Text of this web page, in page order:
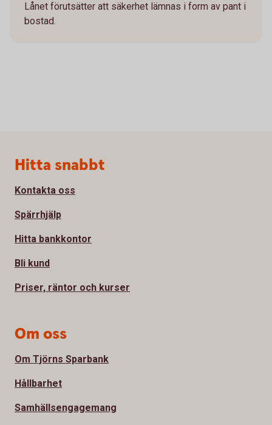
Lånet förutsätter att säkerhet lämnas i form av pant i
bostad.
Sidfot
Hitta snabbt
Kontakta oss
Spärrhjälp
Hitta bankkontor
Bli kund
Priser, räntor och kurser
Om oss
Om Tjörns Sparbank
Hållbarhet
Samhällsengagemang